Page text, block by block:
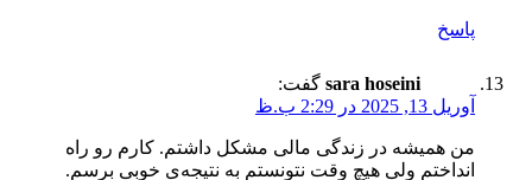
پاسخ
sara hoseini گفت:
آوریل 13, 2025 در 2:29 ب.ظ
من همیشه در زندگی مالی مشکل داشتم. کارم رو راه
انداختم ولی هیچ وقت نتونستم به نتیجه‌ی خوبی برسم.